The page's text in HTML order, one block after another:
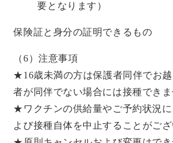
要となります）
保険証と身分の証明できるもの
（6）注意事項
★16歳未満の方は保護者同伴でお
者が同伴でない場合には接種できま
★ワクチンの供給量やご予約状況
よび接種自体を中止することがご